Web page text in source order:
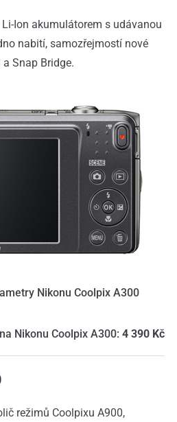
Li-Ion akumulátorem s udávanou
nabití, samozřejmostí nové
Snap Bridge.
Nikonu Coolpix A300
Nikonu Coolpix A300: 4 390 Kč
režimů Coolpixu A900,